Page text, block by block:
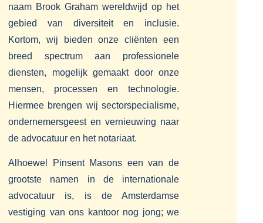
naam Brook Graham wereldwijd op het
gebied van diversiteit en inclusie.
Kortom, wij bieden onze cliënten een
breed spectrum aan professionele
diensten, mogelijk gemaakt door onze
mensen, processen en technologie.
Hiermee brengen wij sectorspecialisme,
ondernemersgeest en vernieuwing naar
de advocatuur en het notariaat.
Alhoewel Pinsent Masons een van de
grootste namen in de internationale
advocatuur is, is de Amsterdamse
vestiging van ons kantoor nog jong; we